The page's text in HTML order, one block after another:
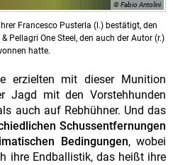
© Fabio Antolini
Francesco Pusterla (l.) bestätigt, den
Pellagri One Steel, den auch der Autor (r.)
hatte.
erzielten mit dieser Munition
Jagd mit den Vorstehhunden
auch auf Rebhühner. Und das
Schussentfernungen
Bedingungen, wobei
ihre Endballistik, das heißt ihre